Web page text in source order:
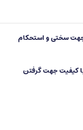
سختی و استحکام
کیفیت جهت گرفتن